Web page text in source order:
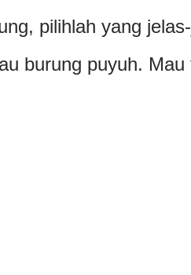
pilihlah yang
burung puyuh. Mau